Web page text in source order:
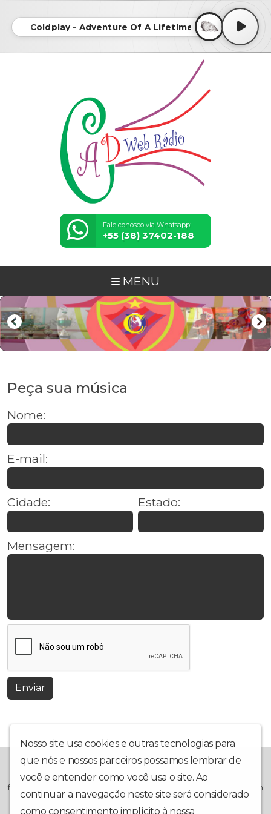
Coldplay - Adventure Of A Lifetime
Fale conosco via Whatsapp:
+55 (38) 37402-188
MENU
Peça sua música
Nome:
E-mail:
Cidade: Estado:
Mensagem:
Enviar
Nosso site usa cookies e outras tecnologias para
que nós e nossos parceiros possamos lembrar de
você e entender como você usa o site. Ao
continuar a navegação neste site será considerado
como consentimento implícito à nossa
A ADC Web Rádio, é mais uma grande ferramenta que se junta
ao Projeto da Associação Desportiva Colorado, na busca de
formar cidadãos através do esporte. Projeto Social, sem nenhum
vínculo lucrativo, voltado totalmente para os jovens e
adolescentes que ora vivem a margem da sociedade. Pirapora-